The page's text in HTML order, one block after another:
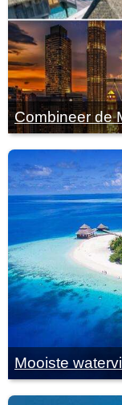
Combineer de
Mooiste